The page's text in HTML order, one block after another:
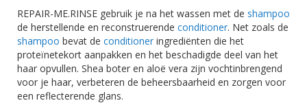
REPAIR-ME.RINSE gebruik je na het wassen met de shampoo
de herstellende en reconstruerende conditioner. Net zoals de
shampoo bevat de conditioner ingrediënten die het
proteïnetekort aanpakken en het beschadigde deel van het
haar opvullen. Shea boter en aloë vera zijn vochtinbrengend
voor je haar, verbeteren de beheersbaarheid en zorgen voor
een reflecterende glans.